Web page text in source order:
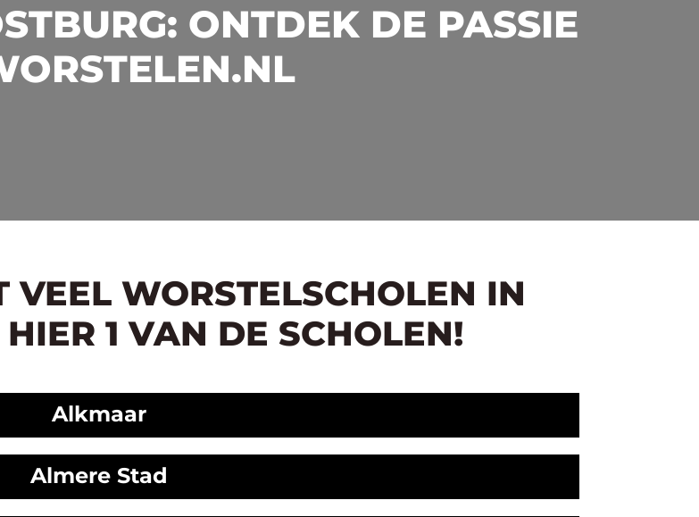
ONTDEK DE PASSIE
WORSTELSCHOLEN IN
1 VAN DE SCHOLEN!
Alkmaar
Almere Stad